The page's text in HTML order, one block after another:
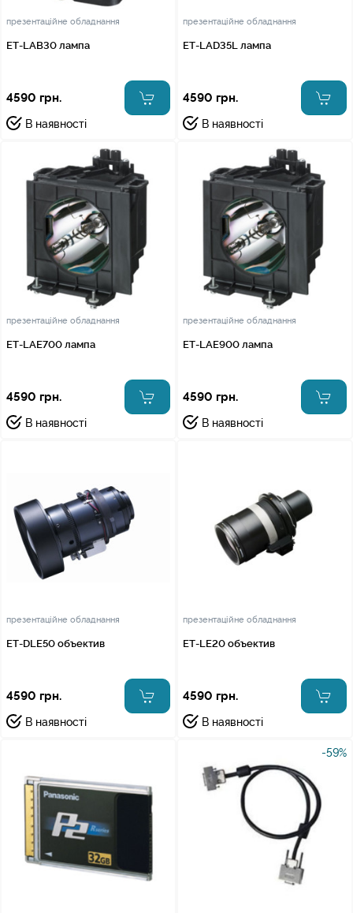
презентаційне обладнання
ET-LAB30 лампа
4590 грн.
В наявності
презентаційне обладнання
ET-LAD35L лампа
4590 грн.
В наявності
презентаційне обладнання
ET-LAE700 лампа
4590 грн.
В наявності
презентаційне обладнання
ET-LAE900 лампа
4590 грн.
В наявності
презентаційне обладнання
ET-DLE50 объектив
4590 грн.
В наявності
презентаційне обладнання
ET-LE20 объектив
4590 грн.
В наявності
-59%